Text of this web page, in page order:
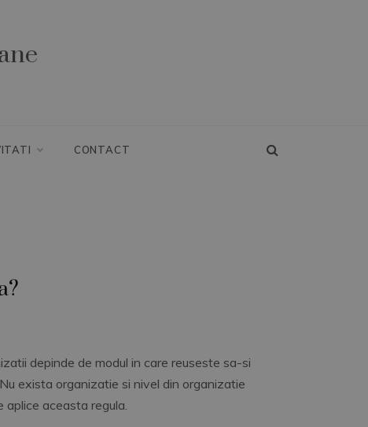
CONTACT
depinde de modul in care reuseste sa-si
exista organizatie si nivel din organizatie
aplice aceasta regula.